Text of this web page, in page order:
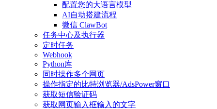
配置您的大语言模型
AI自动搭建流程
微信 ClawBot
任务中心及执行器
定时任务
Webhook
Python库
同时操作多个网页
操作指定的比特浏览器/AdsPower窗口
获取短信验证码
获取网页输入框输入的文字